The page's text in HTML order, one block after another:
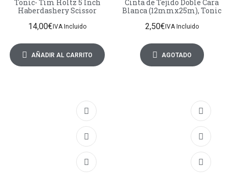
Tonic- Tim Holtz 5 Inch
Haberdashery Scissor
14,00€IVA Incluido
AÑADIR AL CARRITO
Cinta de Tejido Doble Cara
Blanca (12mmx25m), Tonic
2,50€IVA Incluido
AGOTADO